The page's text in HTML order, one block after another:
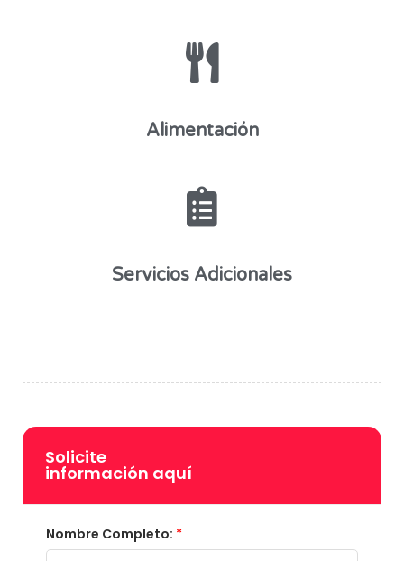
Alimentación
Servicios Adicionales
Solicite
información aquí
Nombre Completo: